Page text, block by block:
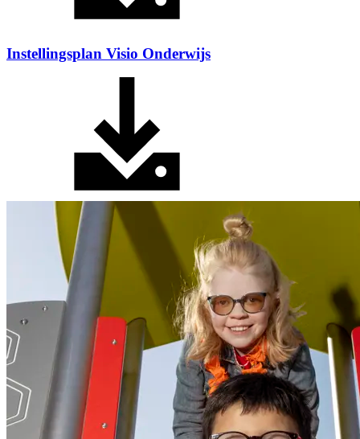
Instellingsplan Visio Onderwijs